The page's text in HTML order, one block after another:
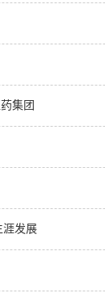
集团
涯发展